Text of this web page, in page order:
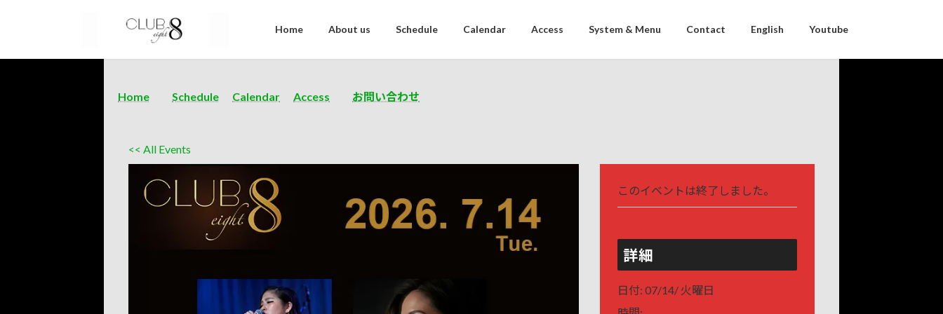
Home About us Schedule Calendar Access System & Menu Contact English Youtube
Home Schedule Calendar Access お問い合わせ
<< All Events
このイベントは終了しました。
詳細
日付: 07/14/ 火曜日